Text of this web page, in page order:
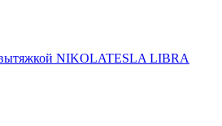
вытяжкой NIKOLATESLA LIBRA